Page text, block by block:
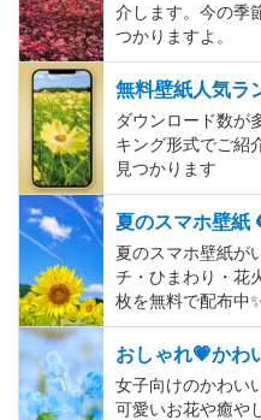
介します。今の季
つかりますよ。
無料壁紙人気ラ
ダウンロード数が
キング形式でご紹
見つかります
夏のスマホ壁紙
夏のスマホ壁紙が
チ・ひまわり・花
枚を無料で配布中
おしゃれ💗かわ
女子向けのかわい
可愛いお花や癒や